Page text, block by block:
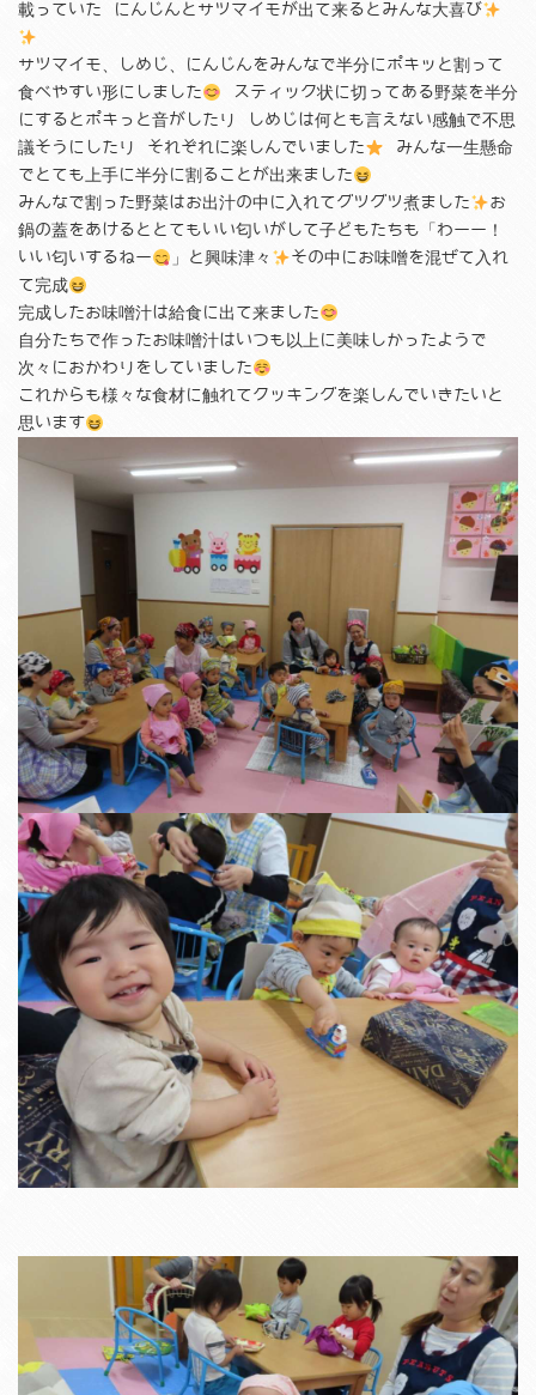
載っていた にんじんとサツマイモが出て来るとみんな大喜び
サツマイモ、しめじ、にんじんをみんなで半分にポキッと割って
食べやすい形にしました
スティック状に切ってある野菜を半分
にするとポキっと音がしたり しめじは何とも言えない感触で不思
議そうにしたり それぞれに楽しんでいました
みんな一生懸命
でとても上手に半分に割ることが出来ました
みんなで割った野菜はお出汁の中に入れてグツグツ煮ました
お
鍋の蓋をあけるととてもいい匂いがして子どもたちも「わーー！
いい匂いするねー
」と興味津々
その中にお味噌を混ぜて入れ
て完成
完成したお味噌汁は給食に出て来ました
自分たちで作ったお味噌汁はいつも以上に美味しかったようで
次々におかわりをしていました
これからも様々な食材に触れてクッキングを楽しんでいきたいと
思います